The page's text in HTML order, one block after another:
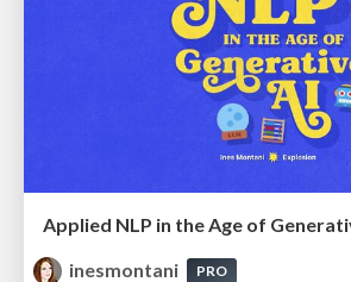
Applied NLP in the Age of
inesmontani
PRO